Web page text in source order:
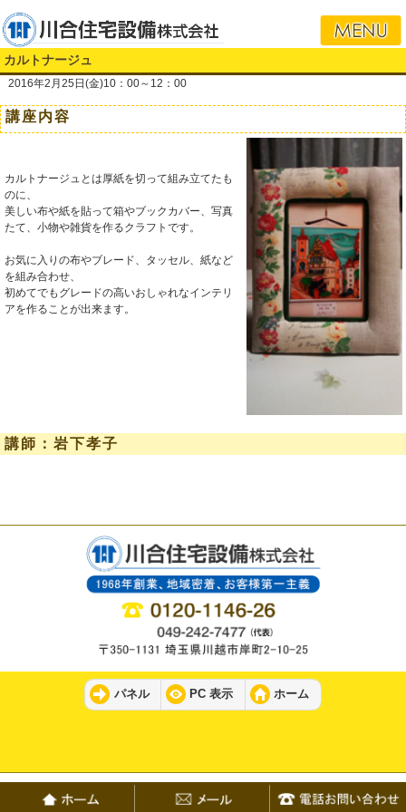
カルトナージュ
2016年2月25日(金)10：00～12：00
講座内容
カルトナージュとは厚紙を切って組み立てたも
のに、
美しい布や紙を貼って箱やブックカバー、写真
たて、小物や雑貨を作るクラフトです。
お気に入りの布やブレード、タッセル、紙など
を組み合わせ、
初めてでもグレードの高いおしゃれなインテリ
アを作ることが出来ます。
講師：岩下孝子
パネル PC 表示 ホーム